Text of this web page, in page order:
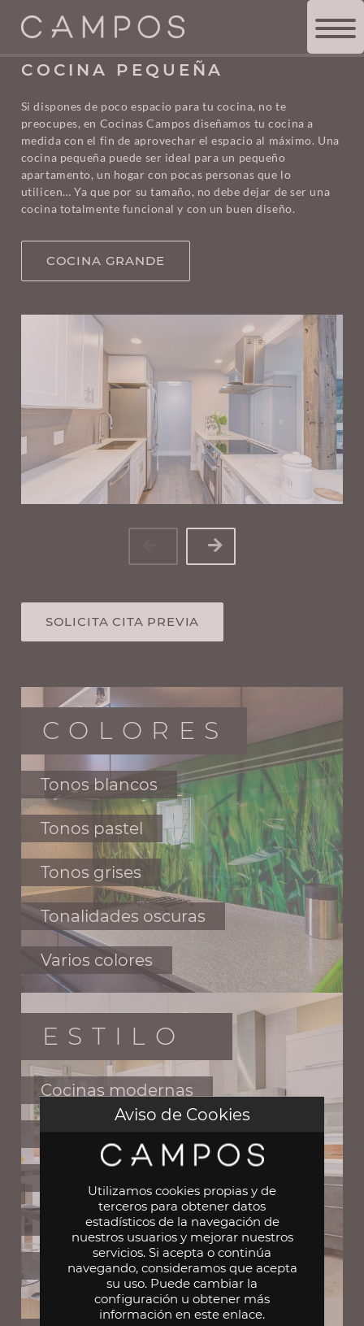
TIENDA DE COCINAS >COCINA PEQUEÑA
COCINA PEQUEÑA
Si dispones de poco espacio para tu cocina, no te
preocupes, en Cocinas Campos diseñamos tu cocina a
medida con el fin de aprovechar el espacio al máximo. Una
cocina pequeña puede ser ideal para un pequeño
apartamento, un hogar con pocas personas que lo
utilicen… Ya que por su tamaño, no debe dejar de ser una
cocina totalmente funcional y con un buen diseño.
COCINA GRANDE
SOLICITA CITA PREVIA
COLORES
Tonos blancos
Tonos pastel
Tonos grises
Tonalidades oscuras
Varios colores
ESTILO
Cocinas modernas
Cocinas americanas
Cocinas nórdicas
Aviso de Cookies
Utilizamos cookies propias y de
terceros para obtener datos
estadísticos de la navegación de
nuestros usuarios y mejorar nuestros
servicios. Si acepta o continúa
navegando, consideramos que acepta
su uso. Puede cambiar la
configuración u obtener más
información en este enlace.